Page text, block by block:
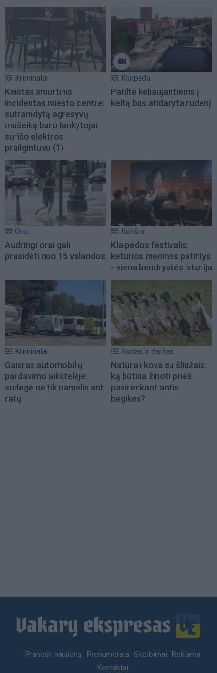
Kriminalai
Keistas smurtinis
incidentas miesto centre:
sutramdytą agresyvų
mušeiką baro lankytojai
surišo elektros
prailgintuvu (1)
Klaipėda
Patiltė keliaujantiems į
keltą bus atidaryta rudenį
Orai
Audringi orai gali
prasidėti nuo 15 valandos
Kultūra
Klaipėdos festivalis:
keturios meninės patirtys
- viena bendrystės istorija
Kriminalai
Gaisras automobilių
pardavimo aikštelėje:
sudegė ne tik namelis ant
ratų
Sodas ir daržas
Natūrali kova su šliužais:
ką būtina žinoti prieš
pasirenkant antis
bėgikes?
Footer
Pranešk naujieną Prenumerata Skelbimai
Reklama
Kontaktai